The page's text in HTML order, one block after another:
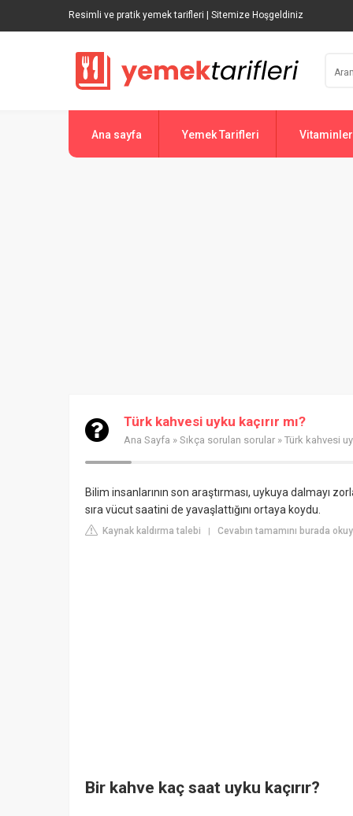
Resimli ve pratik yemek tarifleri | Sitemize Hoşgeldiniz
Ana sayfa Yemek Tarifleri Vitaminler
Türk kahvesi uyku kaçırır mı?
Ana Sayfa » Sıkça sorulan sorular » Türk kahvesi
Bilim insanlarının son araştırması, uykuya dalmayı
sıra vücut saatini de yavaşlattığını ortaya koydu.
Kaynak kaldırma talebi | Cevabın tamamını burada
Bir kahve kaç saat uyku kaçırır?